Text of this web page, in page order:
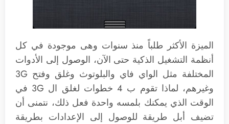
الميزة الأكثر طلباً منذ سنوات وهى موجودة في كل
أنظمة التشغيل الذكية حتى الآن، الوصول إلى الأدوات
المختلفة مثل الواي فاي والبلوتوث وغلق وفتح 3G
وغيرهم، لماذا تقوم ب 4 خطوات لغلق ال 3G في
الوقت الذي يمكنك بلمسه واحدة فعل ذلك، نتمنى أن
تضيف أبل طريقة للوصول إلى الإعدادات بطريقة